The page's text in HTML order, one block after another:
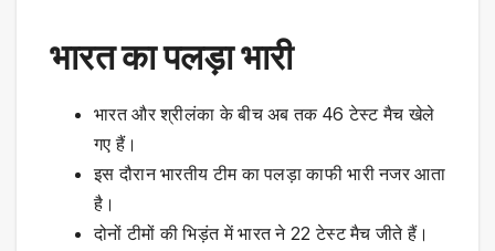
भारत का पलड़ा भारी
भारत और श्रीलंका के बीच अब तक 46 टेस्‍ट मैच खेले
गए हैं।
इस दौरान भारतीय टीम का पलड़ा काफी भारी नजर आता
है।
दोनों टीमों की भिड़ंत में भारत ने 22 टेस्‍ट मैच जीते हैं।